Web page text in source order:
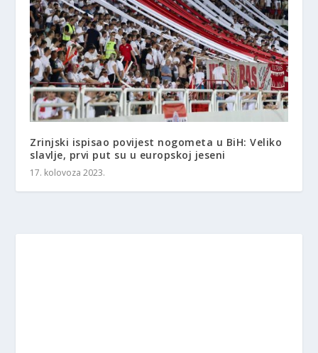
Zrinjski ispisao povijest nogometa u BiH: Veliko
slavlje, prvi put su u europskoj jeseni
17. kolovoza 2023.